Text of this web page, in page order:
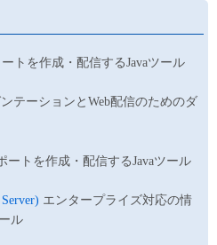
トを作成・配信するJavaツール
テーションとWeb配信のためのダ
ートを作成・配信するJavaツール
エンタープライズ対応の情
ル